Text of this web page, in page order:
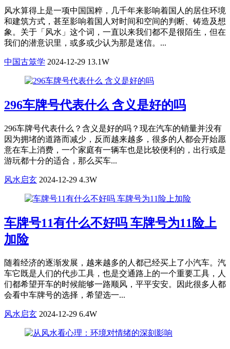
风水算得上是一项中国国粹，几千年来影响着国人的居住环境
和建筑方式，甚至影响着国人对时间和空间的判断、铸造及想
象。关于「风水」这个词，一直以来我们都不是很陌生，但在
我们的潜意识里，或多或少认为那是迷信。...
中国古筮学 2024-12-29 13.1W
296车牌号代表什么 含义是好的吗
296车牌号代表什么？含义是好的吗？现在汽车的销量并没有
因为拥堵的道路而减少，反而越来越多，很多的人都会开始愿
意在车上消费，一个家庭有一辆车也是比较便利的，出行或是
游玩都十分的适合，那么买车...
风水启玄 2024-12-29 4.3W
车牌号11有什么不好吗 车牌号为11险上
加险
随着经济的逐渐发展，越来越多的人都已经买上了小汽车。汽
车它既是人们的代步工具，也是交通路上的一个重要工具，人
们都希望开车的时候能够一路顺风，平平安安。因此很多人都
会看中车牌号的选择，希望选一...
风水启玄 2024-12-29 6.4W